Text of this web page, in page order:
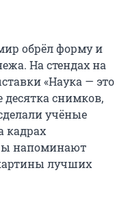
обрёл форму и
На стендах на
«Наука — это
десятка снимков,
учёные
кадрах
напоминают
лучших